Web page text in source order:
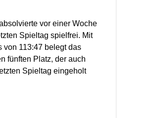
vor einer Woche
Spieltag spielfrei. Mit
von 113:47 belegt das
fünften Platz, der auch
Spieltag eingeholt